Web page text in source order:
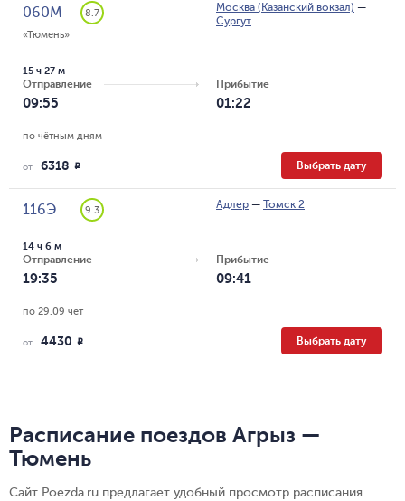
060М
8.7
«Тюмень»
Москва (Казанский вокзал) —
Сургут
Отправление
09:55
15 ч 27 м
Прибытие
01:22
по чётным дням
от 6318 R Выбрать дату
116Э 9.3 Адлер — Томск 2
Отправление
19:35
14 ч 6 м
Прибытие
09:41
по 29.09 чет
от 4430 R Выбрать дату
Расписание поездов Агрыз —
Тюмень
Сайт Poezda.ru предлагает удобный просмотр расписания